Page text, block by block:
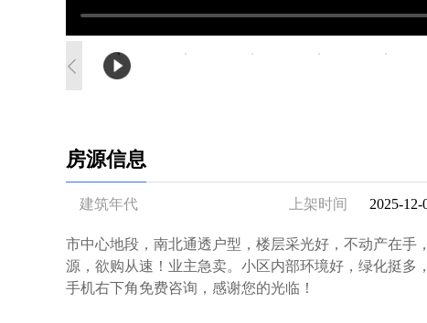
房源信息
建筑年代 上架时间 2025-12-
市中心地段，南北通透户型，楼层采光好，不动产在
源，欲购从速！业主急卖。小区内部环境好，绿化挺
手机右下角免费咨询，感谢您的光临！